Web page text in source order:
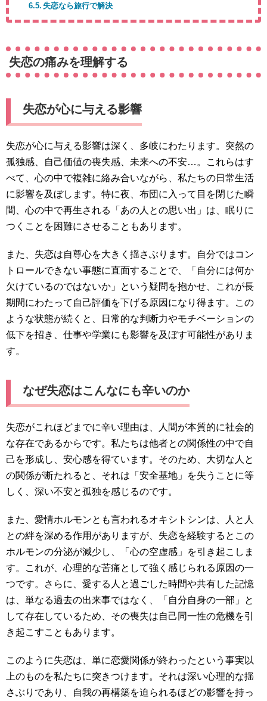
失恋なら旅行で解決
失恋の痛みを理解する
失恋が心に与える影響
失恋が心に与える影響は深く、多岐にわたります。突然の
孤独感、自己価値の喪失感、未来への不安…。これらはす
べて、心の中で複雑に絡み合いながら、私たちの日常生活
に影響を及ぼします。特に夜、布団に入って目を閉じた瞬
間、心の中で再生される「あの人との思い出」は、眠りに
つくことを困難にさせることもあります。
また、失恋は自尊心を大きく揺さぶります。自分ではコン
トロールできない事態に直面することで、「自分には何か
欠けているのではないか」という疑問を抱かせ、これが長
期間にわたって自己評価を下げる原因になり得ます。この
ような状態が続くと、日常的な判断力やモチベーションの
低下を招き、仕事や学業にも影響を及ぼす可能性がありま
す。
なぜ失恋はこんなにも辛いのか
失恋がこれほどまでに辛い理由は、人間が本質的に社会的
な存在であるからです。私たちは他者との関係性の中で自
己を形成し、安心感を得ています。そのため、大切な人と
の関係が断たれると、それは「安全基地」を失うことに等
しく、深い不安と孤独を感じるのです。
また、愛情ホルモンとも言われるオキシトシンは、人と人
との絆を深める作用がありますが、失恋を経験するとこの
ホルモンの分泌が減少し、「心の空虚感」を引き起こしま
す。これが、心理的な苦痛として強く感じられる原因の一
つです。さらに、愛する人と過ごした時間や共有した記憶
は、単なる過去の出来事ではなく、「自分自身の一部」と
して存在しているため、その喪失は自己同一性の危機を引
き起こすこともあります。
このように失恋は、単に恋愛関係が終わったという事実以
上のものを私たちに突きつけます。それは深い心理的な揺
さぶりであり、自我の再構築を迫られるほどの影響を持っ